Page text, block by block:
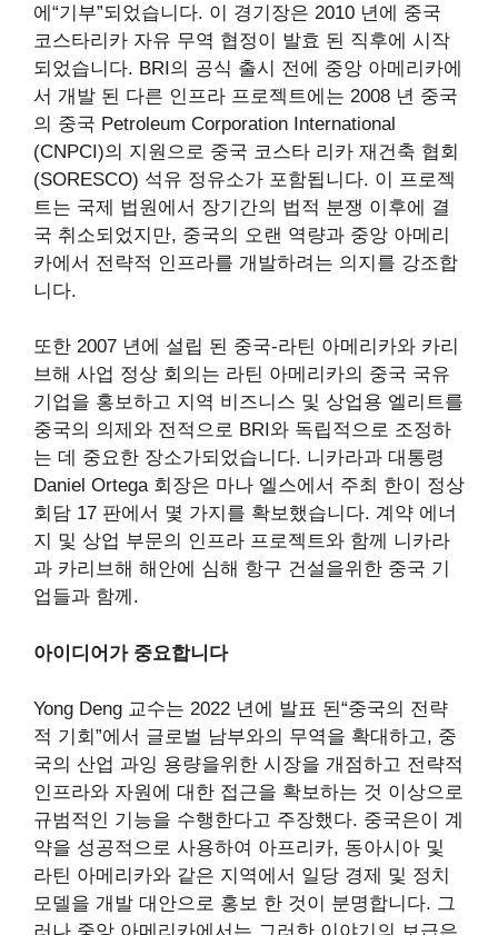
에“기부”되었습니다. 이 경기장은 2010 년에 중국
코스타리카 자유 무역 협정이 발효 된 직후에 시작
되었습니다. BRI의 공식 출시 전에 중앙 아메리카에
서 개발 된 다른 인프라 프로젝트에는 2008 년 중국
의 중국 Petroleum Corporation International
(CNPCI)의 지원으로 중국 코스타 리카 재건축 협회
(SORESCO) 석유 정유소가 포함됩니다. 이 프로젝
트는 국제 법원에서 장기간의 법적 분쟁 이후에 결
국 취소되었지만, 중국의 오랜 역량과 중앙 아메리
카에서 전략적 인프라를 개발하려는 의지를 강조합
니다.
또한 2007 년에 설립 된 중국-라틴 아메리카와 카리
브해 사업 정상 회의는 라틴 아메리카의 중국 국유
기업을 홍보하고 지역 비즈니스 및 상업용 엘리트를
중국의 의제와 전적으로 BRI와 독립적으로 조정하
는 데 중요한 장소가되었습니다. 니카라과 대통령
Daniel Ortega 회장은 마나 엘스에서 주최 한이 정상
회담 17 판에서 몇 가지를 확보했습니다. 계약 에너
지 및 상업 부문의 인프라 프로젝트와 함께 니카라
과 카리브해 해안에 심해 항구 건설을위한 중국 기
업들과 함께.
아이디어가 중요합니다
Yong Deng 교수는 2022 년에 발표 된“중국의 전략
적 기회”에서 글로벌 남부와의 무역을 확대하고, 중
국의 산업 과잉 용량을위한 시장을 개점하고 전략적
인프라와 자원에 대한 접근을 확보하는 것 이상으로
규범적인 기능을 수행한다고 주장했다. 중국은이 계
약을 성공적으로 사용하여 아프리카, 동아시아 및
라틴 아메리카와 같은 지역에서 일당 경제 및 정치
모델을 개발 대안으로 홍보 한 것이 분명합니다. 그